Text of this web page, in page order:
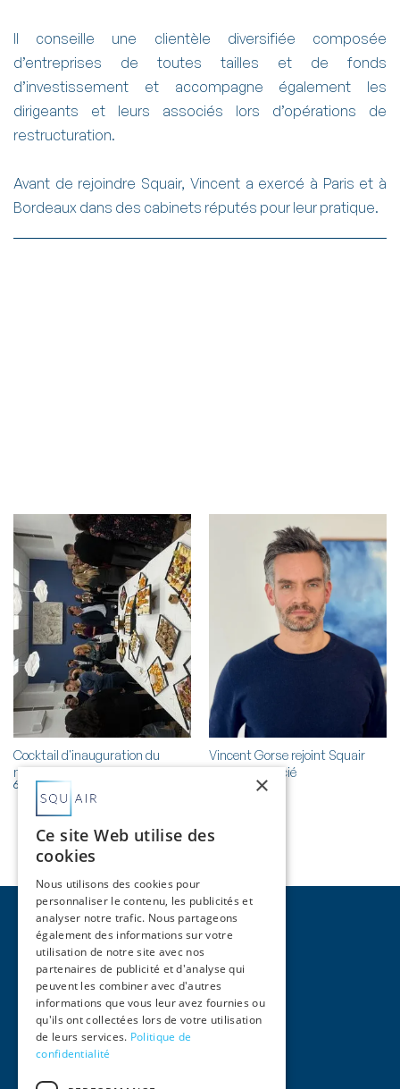
Il conseille une clientèle diversifiée composée
d’entreprises de toutes tailles et de fonds
d’investissement et accompagne également les
dirigeants et leurs associés lors d’opérations de
restructuration.
Avant de rejoindre Squair, Vincent a exercé à Paris et à
Bordeaux dans des cabinets réputés pour leur pratique.
Cocktail d'inauguration du
nouveau bureau bordelais
6 novembre 2025
Vincent Gorse rejoint Squair
comme associé
13 février 2025
Pages
Accueil
Activités
International
×
Ce site Web utilise des
cookies
Nous utilisons des cookies pour
personnaliser le contenu, les publicités et
analyser notre trafic. Nous partageons
également des informations sur votre
utilisation de notre site avec nos
partenaires de publicité et d'analyse qui
peuvent les combiner avec d'autres
informations que vous leur avez fournies ou
qu'ils ont collectées lors de votre utilisation
de leurs services. Politique de
confidentialité